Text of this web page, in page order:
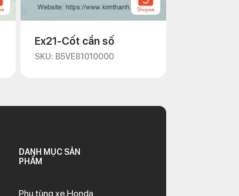
Ex21-Cốt cần số
SKU: B5VE81010000
DANH MỤC SẢN
PHẨM
Phụ tùng xe Honda